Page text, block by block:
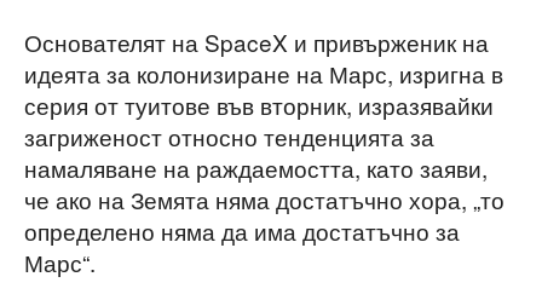
Основателят на SpaceX и привърженик на
идеята за колонизиране на Марс, изригна в
серия от туитове във вторник, изразявайки
загриженост относно тенденцията за
намаляване на раждаемостта, като заяви,
че ако на Земята няма достатъчно хора, „то
определено няма да има достатъчно за
Марс“.